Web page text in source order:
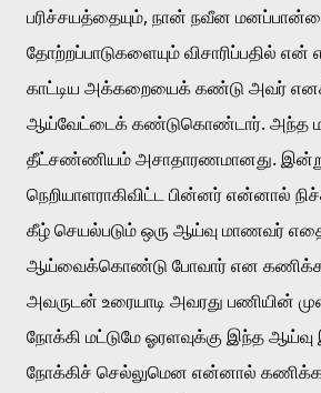
பரிச்சயத்தையும், நான் நவீன
தோற்றப்பாடுகளையும் விசாரிப்பதில்
காட்டிய அக்கறையைக் கண்டு அவர்
ஆய்வேட்டைக் கண்டுகொண்டார். அந்த
தீட்சண்ணியம் அசாதாரணமானது.
நெறியாளராகிவிட்ட பின்னர் என்னால்
கீழ் செயல்படும் ஒரு ஆய்வு மாணவர்
ஆய்வைக்கொண்டு போவார் என கணிக்க
அவருடன் உரையாடி அவரது பணியின்
நோக்கி மட்டுமே ஓரளவுக்கு இந்த ஆய்வு
நோக்கிச் செல்லுமென என்னால் கணிக்க